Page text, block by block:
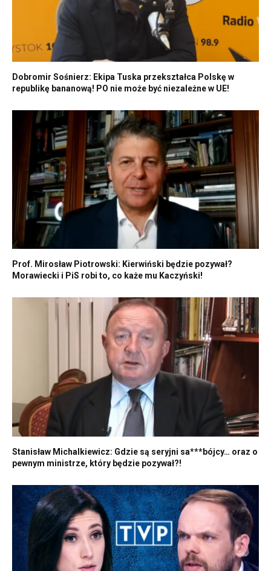
Dobromir Sośnierz: Ekipa Tuska przekształca Polskę w
republikę bananową! PO nie może być niezależne w UE!
Prof. Mirosław Piotrowski: Kierwiński będzie pozywał?
Morawiecki i PiS robi to, co każe mu Kaczyński!
Stanisław Michalkiewicz: Gdzie są seryjni sa***bójcy… oraz o
pewnym ministrze, który będzie pozywał?!